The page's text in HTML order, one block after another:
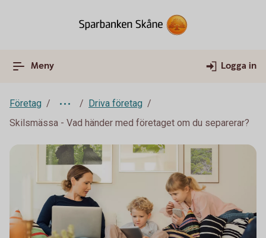
Meny Logga in
Företag
Driva företag
Skilsmässa - Vad händer med företaget om du separerar?